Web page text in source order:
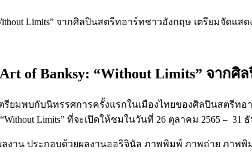
of Banksy: “Without Limits” จาก
ยมพบกับนิทรรศการครั้งแรกในเมืองไทยของศิลปินสตรีทอา
Limits” ที่จะเปิดให้ชมในวันที่ 26 ตุลาคม 2565 – 31
งาน ประกอบด้วยผลงานออริจินัล ภาพพิมพ์ ภาพถ่าย ภาพ